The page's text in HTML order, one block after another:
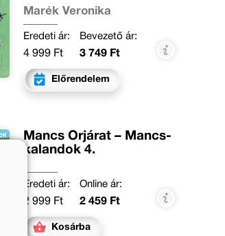
Marék Veronika
Eredeti ár:
4 999 Ft
Bevezető ár:
3 749 Ft
Előrendelem
Mancs Őrjárat – Mancs-
kalandok 4.
Eredeti ár:
2 999 Ft
Online ár:
2 459 Ft
Kosárba